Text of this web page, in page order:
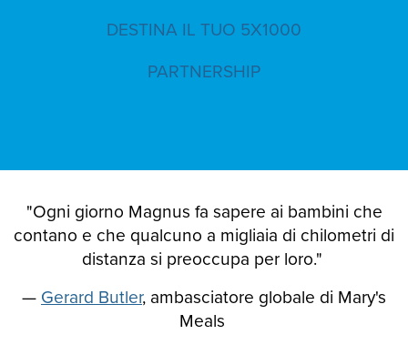
DESTINA IL TUO 5X1000
PARTNERSHIP
"Ogni giorno Magnus fa sapere ai bambini che
contano e che qualcuno a migliaia di chilometri di
distanza si preoccupa per loro."
— Gerard Butler, ambasciatore globale di Mary's
Meals